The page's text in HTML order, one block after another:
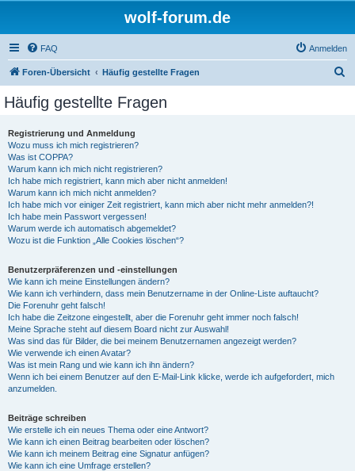
wolf-forum.de
FAQ Anmelden
Foren-Übersicht Häufig gestellte Fragen
Häufig gestellte Fragen
Registrierung und Anmeldung
Wozu muss ich mich registrieren?
Was ist COPPA?
Warum kann ich mich nicht registrieren?
Ich habe mich registriert, kann mich aber nicht anmelden!
Warum kann ich mich nicht anmelden?
Ich habe mich vor einiger Zeit registriert, kann mich aber nicht mehr anmelden?!
Ich habe mein Passwort vergessen!
Warum werde ich automatisch abgemeldet?
Wozu ist die Funktion „Alle Cookies löschen“?
Benutzerpräferenzen und -einstellungen
Wie kann ich meine Einstellungen ändern?
Wie kann ich verhindern, dass mein Benutzername in der Online-Liste auftaucht?
Die Forenuhr geht falsch!
Ich habe die Zeitzone eingestellt, aber die Forenuhr geht immer noch falsch!
Meine Sprache steht auf diesem Board nicht zur Auswahl!
Was sind das für Bilder, die bei meinem Benutzernamen angezeigt werden?
Wie verwende ich einen Avatar?
Was ist mein Rang und wie kann ich ihn ändern?
Wenn ich bei einem Benutzer auf den E-Mail-Link klicke, werde ich aufgefordert, mich
anzumelden.
Beiträge schreiben
Wie erstelle ich ein neues Thema oder eine Antwort?
Wie kann ich einen Beitrag bearbeiten oder löschen?
Wie kann ich meinem Beitrag eine Signatur anfügen?
Wie kann ich eine Umfrage erstellen?